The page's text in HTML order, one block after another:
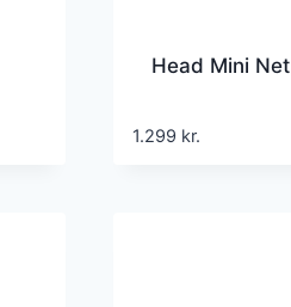
Head Mini Net
1.299 kr.